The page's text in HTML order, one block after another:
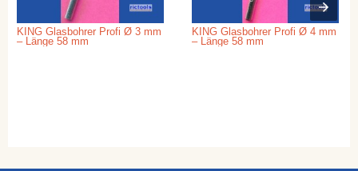
KING Glasbohrer Profi Ø 3 mm
– Länge 58 mm
KING Glasbohrer Profi Ø 4 mm
– Länge 58 mm